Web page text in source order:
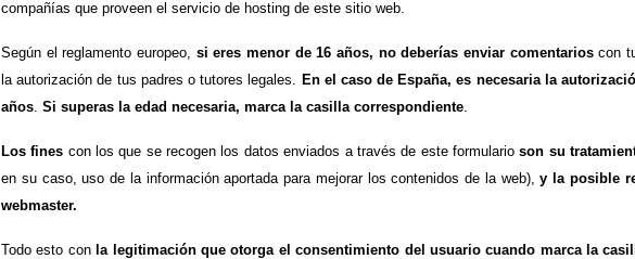
compañías que proveen el servicio de hosting de este sitio web.
Según el reglamento europeo, si eres menor de 16 años, no deberías enviar comentarioscon
la autorización de tus padres o tutores legales.
En el caso de España, es necesaria la
años Si superas la edad necesaria, marca la casilla correspondiente
Los fines con los que se recogen los datos enviados a través de este formularioson su
en su caso, uso de la información aportada para mejorar los contenidos de la web),y la posible
webmaster.
Todo esto con la legitimación que otorga el consentimiento del usuario cuando marca la